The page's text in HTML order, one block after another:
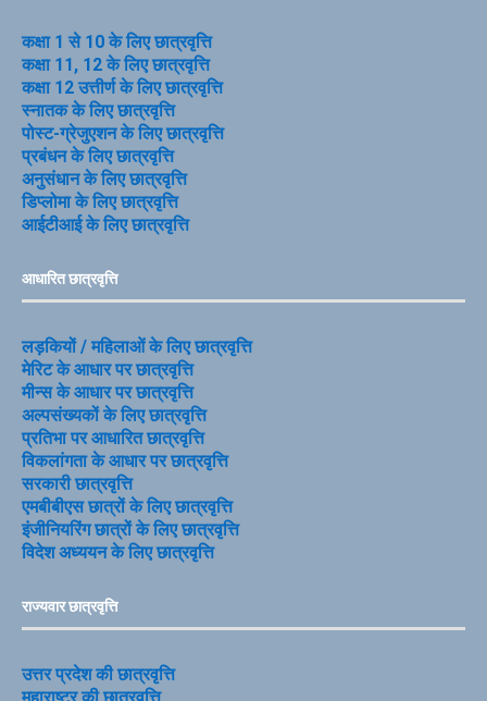
कक्षा 1 से 10 के लिए छात्रवृत्ति
कक्षा 11, 12 के लिए छात्रवृत्ति
कक्षा 12 उत्तीर्ण के लिए छात्रवृत्ति
स्नातक के लिए छात्रवृत्ति
पोस्ट-ग्रेजुएशन के लिए छात्रवृत्ति
प्रबंधन के लिए छात्रवृत्ति
अनुसंधान के लिए छात्रवृत्ति
डिप्लोमा के लिए छात्रवृत्ति
आईटीआई के लिए छात्रवृत्ति
आधारित छात्रवृत्ति
लड़कियों / महिलाओं के लिए छात्रवृत्ति
मेरिट के आधार पर छात्रवृत्ति
मीन्स के आधार पर छात्रवृत्ति
अल्पसंख्यकों के लिए छात्रवृत्ति
प्रतिभा पर आधारित छात्रवृत्ति
विकलांगता के आधार पर छात्रवृत्ति
सरकारी छात्रवृत्ति
एमबीबीएस छात्रों के लिए छात्रवृत्ति
इंजीनियरिंग छात्रों के लिए छात्रवृत्ति
विदेश अध्ययन के लिए छात्रवृत्ति
राज्यवार छात्रवृत्ति
उत्तर प्रदेश की छात्रवृत्ति